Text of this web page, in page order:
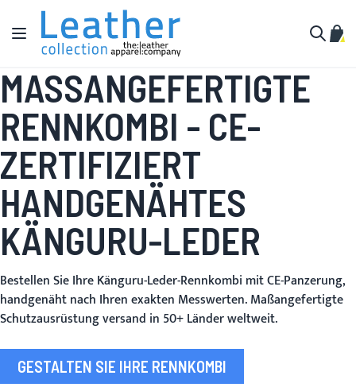
Zum Inhalt springen
Navigation umschalten
MASSANGEFERTIGTE R
ENNKOMBI - CE-Z
ERTIFIZIERT
HANDGENÄHTES
KÄNGURU-LEDER
Bestellen Sie Ihre Känguru-Leder-Rennkombi mit CE-Panzerung,
handgenäht nach Ihren exakten Messwerten. Maßangefertigte
Schutzausrüstung versand in 50+ Länder weltweit.
GESTALTEN SIE IHRE RENNKOMBI